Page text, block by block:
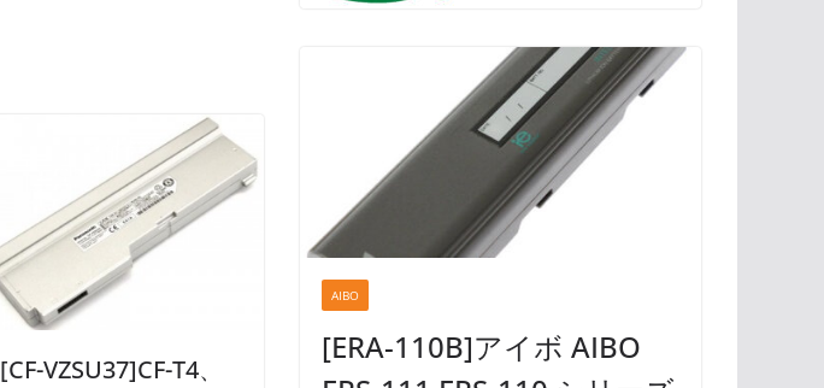
[CF-VZSU37]CF-T4、
AIBO
[ERA-110B]アイボ AIBO